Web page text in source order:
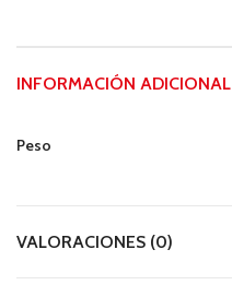
INFORMACIÓN ADICIONAL
Peso
VALORACIONES (0)